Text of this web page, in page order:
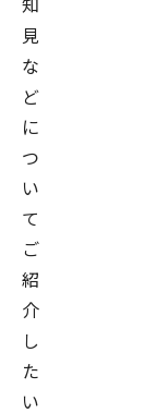
見
な
ど
に
つ
い
て
ご
紹
介
し
た
い